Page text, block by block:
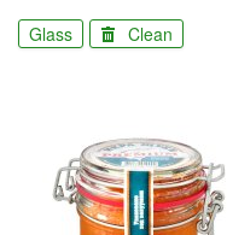
Glass Clean